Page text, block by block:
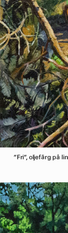
”Fri”, oljefärg på